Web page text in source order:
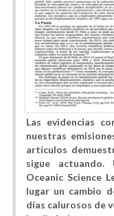
Las evidencias
nuestras
artículos
sigue actuando.
Oceanic Science
lugar un cambio
días calurosos de